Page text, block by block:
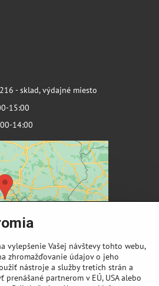
- sklad, výdajné miesto
15:00
vylepšenie Vašej návštevy tohto webu,
zhromažďovanie údajov o jeho
nástroje a služby tretích strán a
partnerom v EÚ, USA alebo